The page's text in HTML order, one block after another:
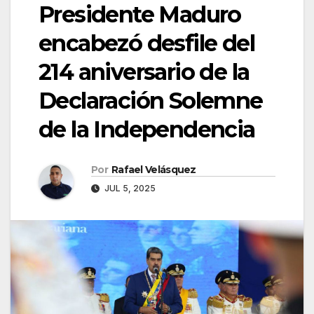
Presidente Maduro
encabezó desfile del
214 aniversario de la
Declaración Solemne
de la Independencia
Por Rafael Velásquez
JUL 5, 2025